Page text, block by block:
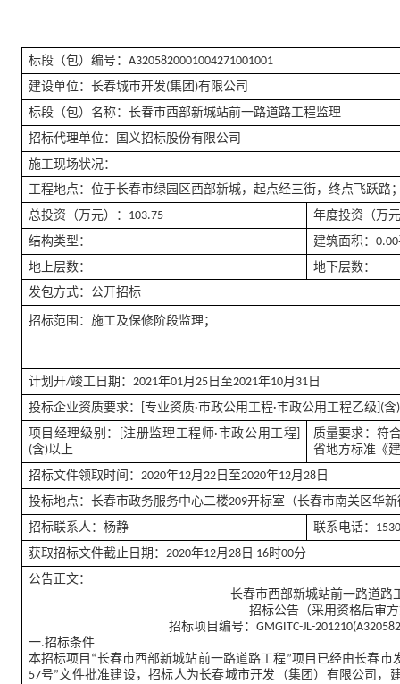
标段（包）编号： A3205820001004271001001
建设单位： 长春城市开发(集团)有限公司
标段（包）名称： 长春市西部新城站前一路道路工程监理
招标代理单位：
国义招标股份有限公司
施工现场状况：
工程地点： 位于长春市绿园区西部新城，起点经三街，终点飞跃路
总投资（万元）： 103.75
年度投资（万
结构类型：
建筑面积：
地上层数：
地下层数：
发包方式： 公开招标
招标范围： 施工及保修阶段监理；
计划开/竣工日期： 2021年01月25日 至2021年10月31日
投标企业资质要求：
[专业资质·市政公用工程·市政公用工程乙级](含
项目经理级别：
[注册监理工程师·市政公用工程]
(含)以上
质量要求：符
省地方标准《
招标文件领取时间： 2020年12月22日 至2020年12月28日
投标地点： 长春市政务服务中心二楼209开标室（长春市南关区华新
招标联系人： 杨静 联系电话：
获取招标文件截止日期： 2020年12月28日 16时00分
公告正文：
长春市西部新城站前一路道路
招标公告（采用资格后审
招标项目编号：GMGITC-JL-
一.招标条件
本招标项目“长春市西部新城站前一路道路工程”项目已经由长春市
57号”文件批准建设，招标人为长春城市开发（集团）有限公司，